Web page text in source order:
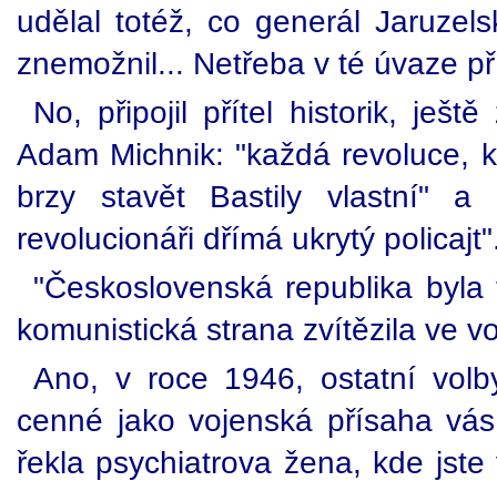
udělal totéž, co generál
znemožnil... Netřeba v té úvaze
No, připojil přítel historik,
Adam Michnik: "každá revoluce,
brzy stavět Bastily vlastní" a
revolucionáři dřímá ukrytý
"Československá republika
komunistická strana zvítězila ve
Ano, v roce 1946, ostatní
cenné jako vojenská přísaha
řekla psychiatrova žena, kde